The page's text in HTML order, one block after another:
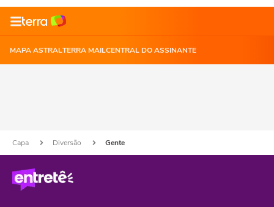
MAPA ASTRALTERRA MAILCENTRAL DO ASSINANTE
Capa Diversão Gente